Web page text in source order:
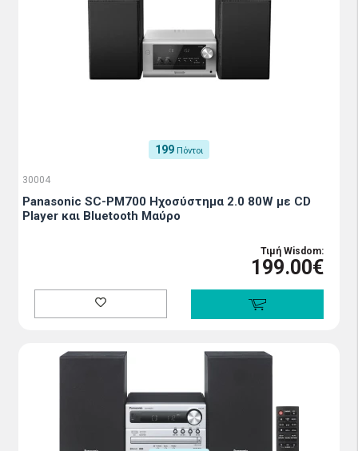
199 Πόντοι
30004
Panasonic SC-PM700 Ηχοσύστημα 2.0 80W με CD
Player και Bluetooth Μαύρο
Τιμή Wisdom:
199.00€